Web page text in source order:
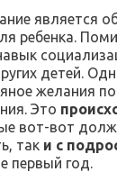
является
ребенка.
детей.
желания
Это
вот-вот
так и с
первый год.